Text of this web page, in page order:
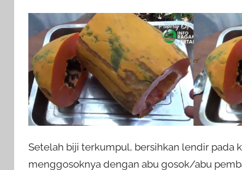
Setelah biji terkumpul, bersihkan lendir pada
menggosoknya dengan abu gosok/abu